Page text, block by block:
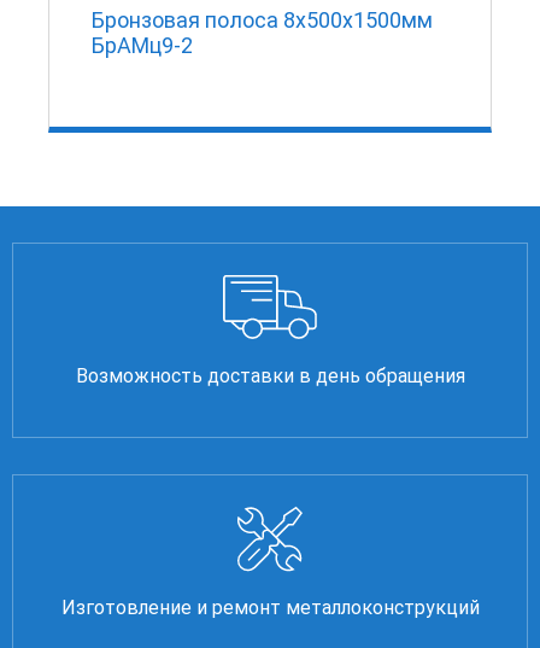
Бронзовая полоса 8x500x1500мм
БрАМц9-2
Возможность доставки в день обращения
Изготовление и ремонт металлоконструкций